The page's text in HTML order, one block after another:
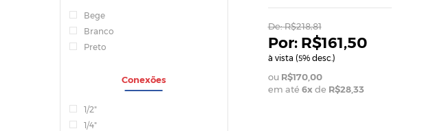
Bege
Branco
Preto
Conexões
1/2"
1/4"
R$161,50
à vista (5% desc.)
De:R$218,81
R$170,00
em até 6xde R$28,33